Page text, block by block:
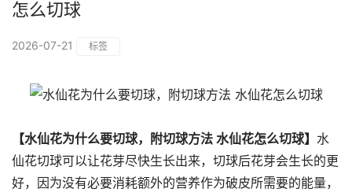
怎么切球
2026-07-21 标签
【水仙花为什么要切球，附切球方法 水仙花怎么切球】 水
仙花切球可以让花芽尽快生长出来，切球后花芽会生长的更
好，因为没有必要消耗额外的营养作为破皮所需要的能量，